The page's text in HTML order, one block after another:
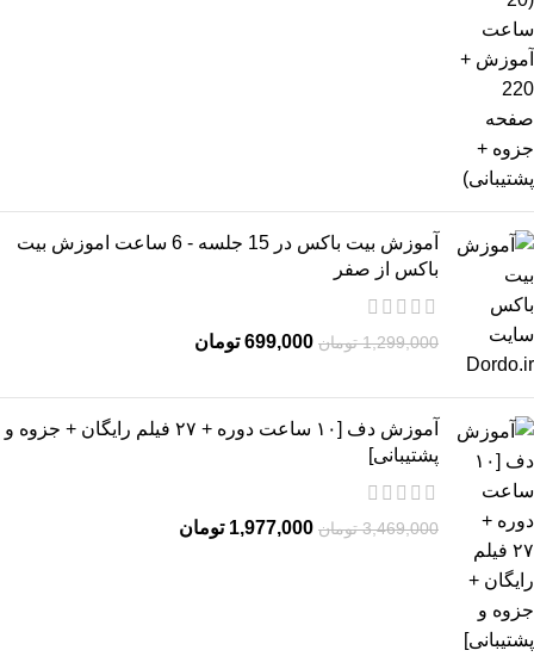
آموزش بیت باکس در 15 جلسه - 6 ساعت اموزش بیت
باکس از صفر
1,299,000 تومان 699,000 تومان
آموزش دف [۱۰ ساعت دوره + ۲۷ فیلم رایگان + جزوه و
پشتیبانی]
3,469,000 تومان 1,977,000 تومان